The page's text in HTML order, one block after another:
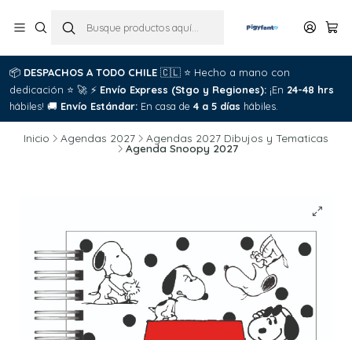
📦 DESPACHOS A TODO CHILE 🇨🇱 ⭐ Hecho a mano con
dedicación ⭐ 🚀 ⚡ Envío Express (Stgo y Regiones): ¡En 24-48 hrs
hábiles! 🚚 Envío Estándar: En casa de 4 a 5 días hábiles.
Inicio Agendas 2027 Agendas 2027 Dibujos y Tematicas
Agenda Snoopy 2027